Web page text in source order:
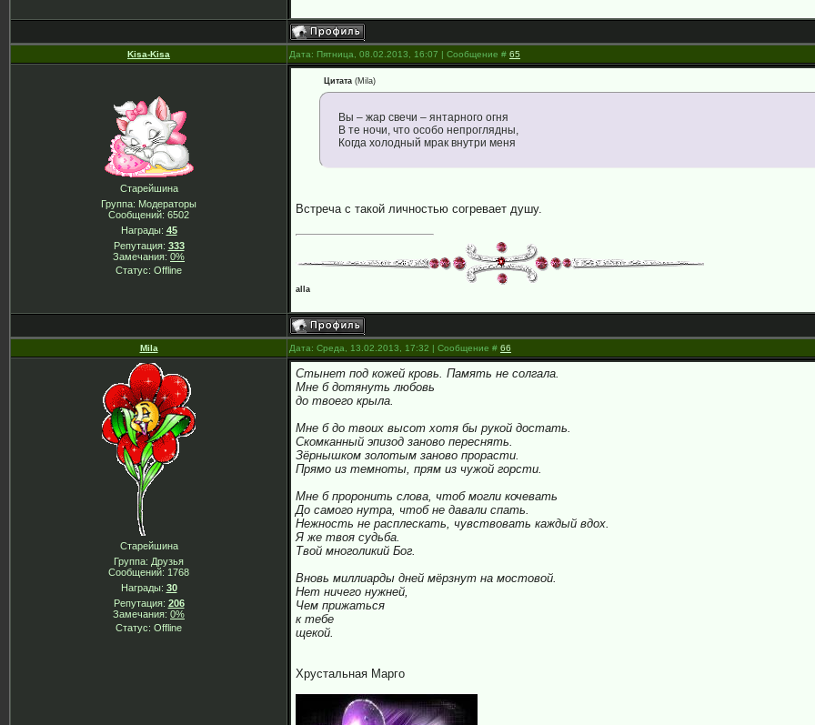
Kisa-Kisa Дата: Пятница, 08.02.2013, 16:07 | Сообщение # 65
Старейшина
Группа: Модераторы
Сообщений: 6502
Награды: 45
Репутация: 333
Замечания: 0%
Статус: Offline
Цитата (Mila)
Вы – жар свечи – янтарного огня
В те ночи, что особо непроглядны,
Когда холодный мрак внутри меня
Встреча с такой личностью согревает душу.
alla
Mila Дата: Среда, 13.02.2013, 17:32 | Сообщение # 66
Старейшина
Группа: Друзья
Сообщений: 1768
Награды: 30
Репутация: 206
Замечания: 0%
Статус: Offline
Стынет под кожей кровь. Память не солгала.
Мне б дотянуть любовь
до твоего крыла.
Мне б до твоих высот хотя бы рукой достать.
Скомканный эпизод заново переснять.
Зёрнышком золотым заново прорасти.
Прямо из темноты, прям из чужой горсти.
Мне б проронить слова, чтоб могли кочевать
До самого нутра, чтоб не давали спать.
Нежность не расплескать, чувствовать каждый вдох.
Я же твоя судьба.
Твой многоликий Бог.
Вновь миллиарды дней мёрзнут на мостовой.
Нет ничего нужней,
Чем прижаться
к тебе
щекой.
Хрустальная Марго